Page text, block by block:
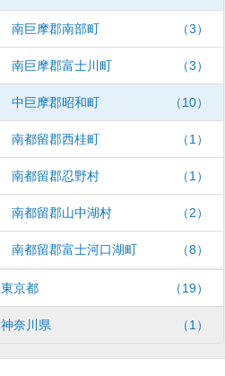
南巨摩郡南部町 （3）
南巨摩郡富士川町 （3）
中巨摩郡昭和町 （10）
南都留郡西桂町 （1）
南都留郡忍野村 （1）
南都留郡山中湖村 （2）
南都留郡富士河口湖町 （8）
東京都 （19）
神奈川県 （1）